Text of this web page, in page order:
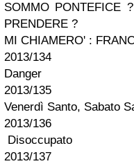
SOMMO PONTEFICE
PRENDERE ?
MI CHIAMERO' :
2013/134 *+ 20/
Danger
2013/135 *+ 27/
Venerdì Santo, Sabato
2013/136 *+
Disoccupato
2013/137 *+ 16/